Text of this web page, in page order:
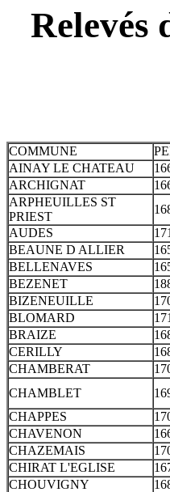
Relevés
COMMUNE
AINAY LE CHATEAU
ARCHIGNAT
ARPHEUILLES ST
PRIEST
AUDES
BEAUNE D ALLIER
BELLENAVES
BEZENET
BIZENEUILLE
BLOMARD
BRAIZE
CERILLY
CHAMBERAT
CHAMBLET
CHAPPES
CHAVENON
CHAZEMAIS
CHIRAT L'EGLISE
CHOUVIGNY